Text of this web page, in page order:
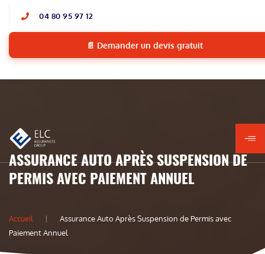
04 80 95 97 12
📄 Demander un devis gratuit
ASSURANCE AUTO APRÈS SUSPENSION DE
PERMIS AVEC PAIEMENT ANNUEL
Accueil
Assurance Auto Après Suspension de Permis avec
Paiement Annuel